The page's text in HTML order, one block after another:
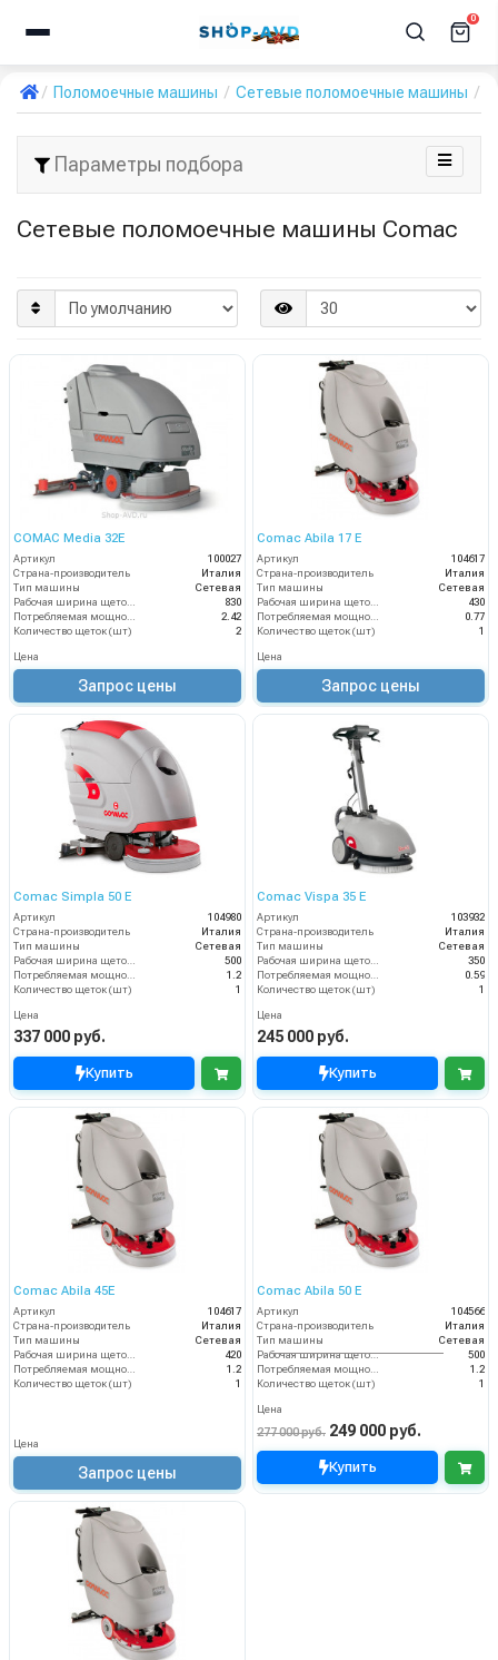
0
Поломоечные машины Сетевые поломоечные машины
Параметры подбора
Сетевые поломоечные машины Comac
COMAC Media 32E
Артикул
100027
Страна-производитель
Италия
Тип машины
Сетевая
830
2.42
Количество щеток (шт)
2
Цена
Запрос цены
Comac Abila 17 E
Артикул
104617
Страна-производитель
Италия
Тип машины
Сетевая
430
0.77
Количество щеток (шт)
1
Цена
Запрос цены
Comac Simpla 50 E
Артикул
104980
Страна-производитель
Италия
Тип машины
Сетевая
Рабочая ширина щеток (мм)
500
Потребляемая мощность (кВт)
1.2
Количество щеток (шт)
1
Цена
337 000 руб.
Купить
Comac Vispa 35 Е
Артикул
103932
Страна-производитель
Италия
Тип машины
Сетевая
Рабочая ширина щеток (мм)
350
Потребляемая мощность (кВт)
0.59
Количество щеток (шт)
1
Цена
245 000 руб.
Купить
Comac Abila 45E
Артикул
104617
Страна-производитель
Италия
Тип машины
Сетевая
Рабочая ширина щеток (мм)
420
Потребляемая мощность (кВт)
1.2
Количество щеток (шт)
1
Цена
Запрос цены
Comac Abila 50 E
Артикул
104566
Страна-производитель
Италия
Тип машины
Сетевая
Рабочая ширина щеток (мм)
500
Потребляемая мощность (кВт)
1.2
Количество щеток (шт)
1
Цена
277 000 руб. 249 000 руб.
Купить